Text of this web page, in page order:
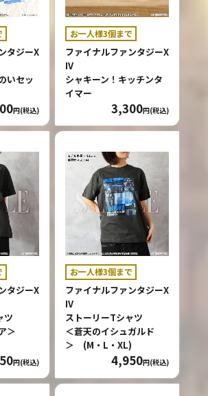
タジーX
いセッ
円(税込)
お一人様3個まで
ファイナルファンタジーX
IV
シャキーン！キッチンタ
イマー
3,300円(税込)
タジーX
ツ
＞
円(税込)
お一人様3個まで
ファイナルファンタジーX
IV
ストーリーTシャツ
＜蒼天のイシュガルド
＞ (M・L・XL)
4,950円(税込)